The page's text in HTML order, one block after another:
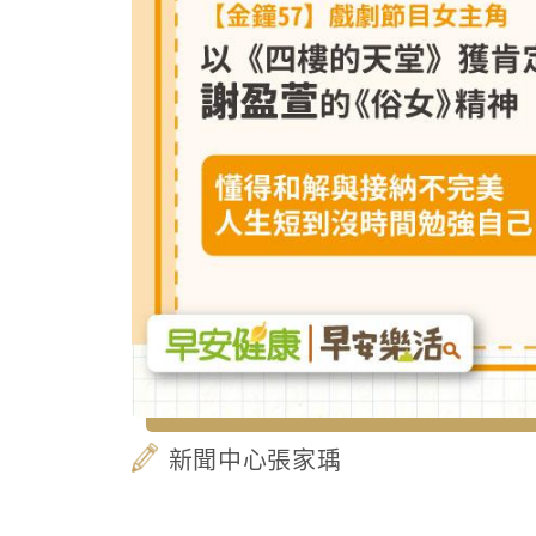
新聞中心張家瑀